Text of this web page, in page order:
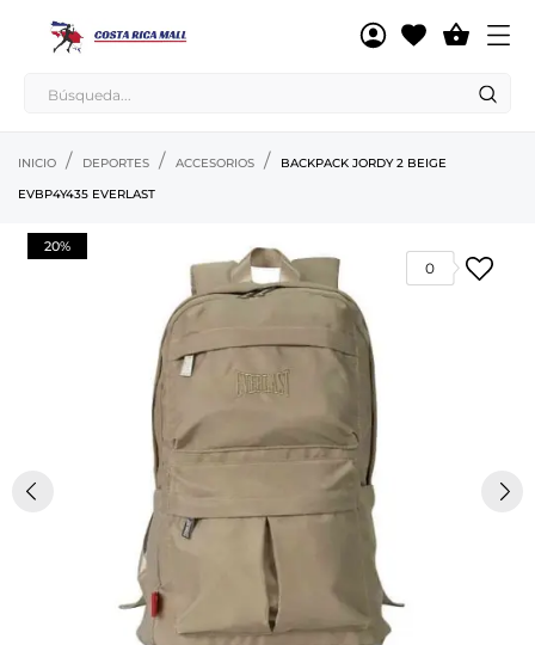

INICIO DEPORTES ACCESORIOS
BACKPACK JORDY 2 BEIGE
EVBP4Y435 EVERLAST
20%
0